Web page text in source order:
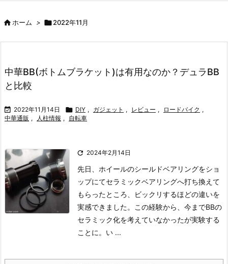
ホーム > 2022年11月
中華BB(ボトムブラケット)は有用なのか？デュラBB
と比較
 2022年11月14日  DIY , ガジェット , レビュー , ロードバイク ,
中華通販 , 人柱情報 , 自転車
 2024年2月14日
先日、ホイールのシールドベアリングをショ
ップにてセラミックベアリングへ打ち換えて
もらったところ、ビックリするほどの違いを
実感できました。
この経験から、今までBBの
セラミック化を考えていなかったが実験する
ことに。 い ...